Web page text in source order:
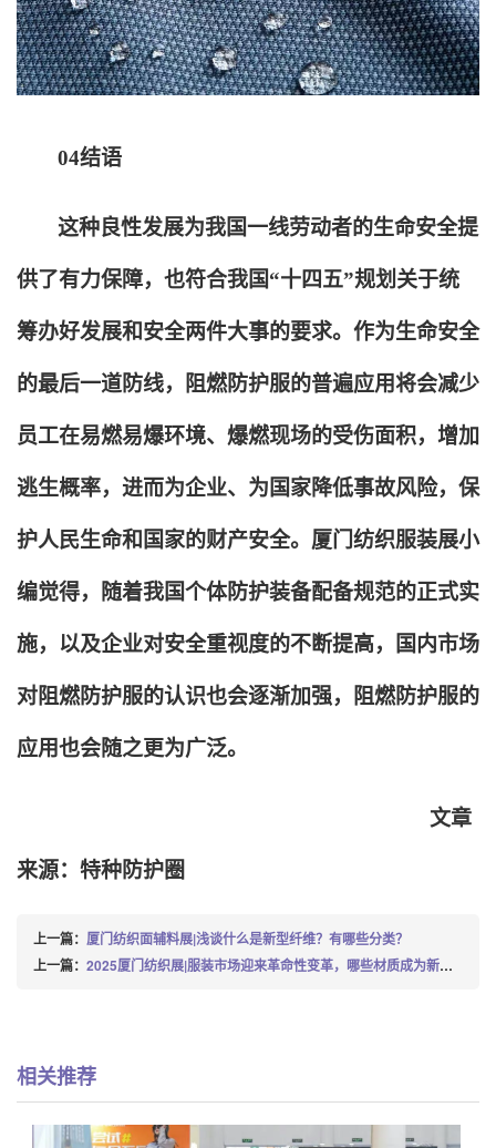
04结语
这种良性发展为我国一线劳动者的生命安全提
供了有力保障，也符合我国“十四五”规划关于统
筹办好发展和安全两件大事的要求。作为生命安全
的最后一道防线，阻燃防护服的普遍应用将会减少
员工在易燃易爆环境、爆燃现场的受伤面积，增加
逃生概率，进而为企业、为国家降低事故风险，保
护人民生命和国家的财产安全。厦门纺织服装展小
编觉得，随着我国个体防护装备配备规范的正式实
施，以及企业对安全重视度的不断提高，国内市场
对阻燃防护服的认识也会逐渐加强，阻燃防护服的
应用也会随之更为广泛。
文章
来源：特种防护圈
上一篇： 厦门纺织面辅料展|浅谈什么是新型纤维？有哪些分类？
上一篇： 2025厦门纺织展|服装市场迎来革命性变革，哪些材质成为新宠？
相关推荐